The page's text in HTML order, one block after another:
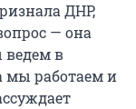
ДНР,
— она
ведем в
мы работаем и